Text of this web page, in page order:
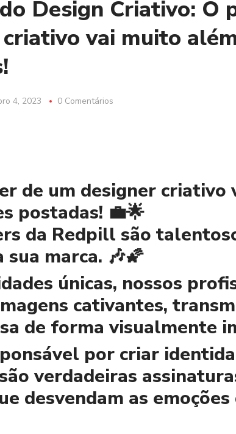
Design Criativo: O
vai muito
4, 2023 0 Comentários
de um designer
postadas! 💼🌟
da Redpill são
marca. 🎶🌠
únicas, nossos
cativantes,
de forma visualmente
por criar
verdadeiras
desvendam as